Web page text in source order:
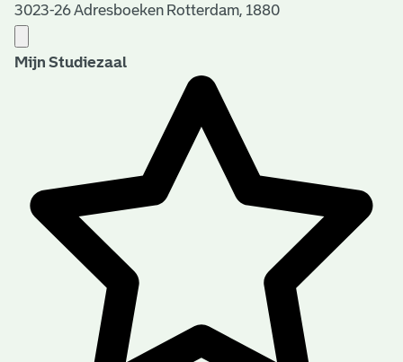
3023-26 Adresboeken Rotterdam, 1880
Mijn Studiezaal